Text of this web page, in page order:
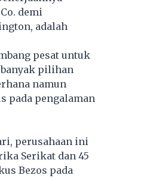
demi
adalah
pesat untuk
pilihan
namun
pada pengalaman
perusahaan ini
Serikat dan 45
Bezos pada